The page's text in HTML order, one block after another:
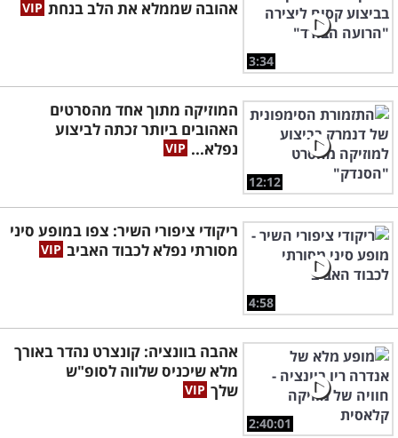
3:34
אהובה שממלא את הלב בנחת
12:12
המוזיקה מתוך אחד מהסרטים
האהובים ביותר זכתה לביצוע
נפלא...
4:58
ריקודי ציפורי השיר: צפו במופע סיני
מסורתי נפלא לכבוד האביב
2:40:01
אהבה בוונציה: קונצרט נהדר באורך
מלא שיכניס שלווה לסופ"ש
שלך